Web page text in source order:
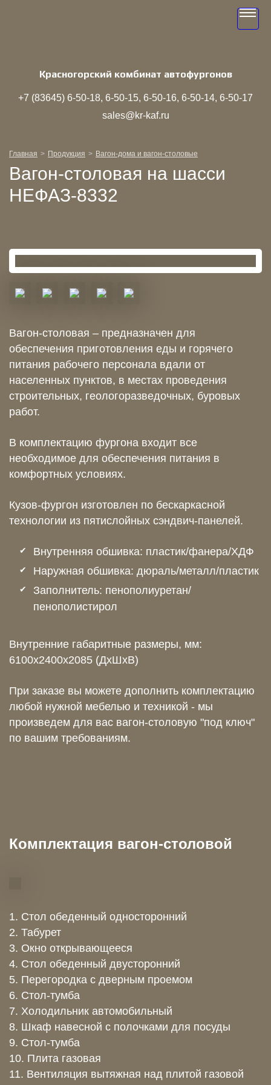
Красногорский комбинат автофургонов
+7 (83645) 6‑50‑18 6‑50‑15 6‑50‑16 6‑50‑14 6‑50‑17
sales@kr-kaf.ru
Toggle
Главная Продукция Вагон-дома и вагон-столовые
Вагон-столовая на шасси
НЕФАЗ-8332
Вагон-столовая – предназначен для
обеспечения приготовления еды и горячего
питания рабочего персонала вдали от
населенных пунктов, в местах проведения
строительных, геологоразведочных, буровых
работ.
В комплектацию фургона входит все
необходимое для обеспечения питания в
комфортных условиях.
Кузов-фургон изготовлен по бескаркасной
технологии из пятислойных сэндвич-панелей.
Внутренняя обшивка: пластик/фанера/ХДФ
Наружная обшивка: дюраль/металл/пластик
Заполнитель: пенополиуретан/
пенополистирол
Внутренние габаритные размеры, мм:
6100x2400x2085 (ДхШхВ)
При заказе вы можете дополнить комплектацию
любой нужной мебелью и техникой - мы
произведем для вас вагон-столовую "под ключ"
по вашим требованиям.
Комплектация вагон-столовой
1. Стол обеденный односторонний
2. Табурет
3. Окно открывающееся
4. Стол обеденный двусторонний
5. Перегородка с дверным проемом
6. Стол-тумба
7. Холодильник автомобильный
8. Шкаф навесной с полочками для посуды
9. Стол-тумба
10. Плита газовая
11. Вентиляция вытяжная над плитой газовой